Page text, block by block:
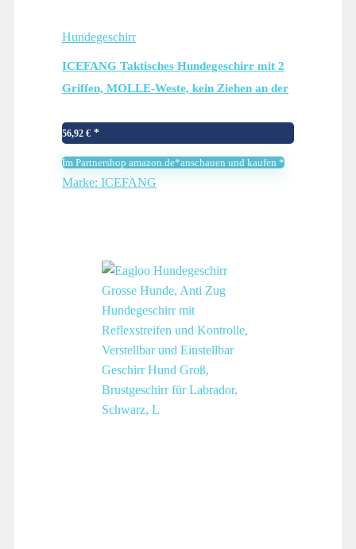
Hundegeschirr
ICEFANG Taktisches Hundegeschirr mit 2
Griffen, MOLLE-Weste, kein Ziehen an der
Patch (XL (Halsumfang: 50,8 cm – 71,1
cm), Brustumfang:…
56,92 €
Im Partnershop amazon.de*anschauen und kaufen *
Marke: ICEFANG